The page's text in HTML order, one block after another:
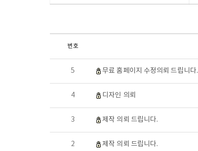
번호
5 무료 홈페이지 수정의뢰 드립니다.
4 디자인 의뢰
3 제작 의뢰 드립니다.
2 제작 의뢰 드립니다.